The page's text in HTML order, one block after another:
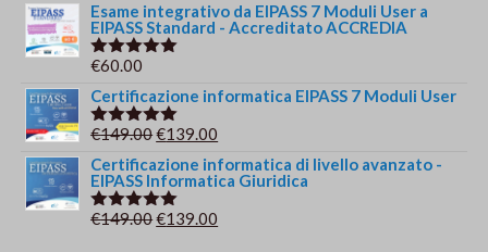
Esame integrativo da EIPASS 7 Moduli User a
EIPASS Standard - Accreditato ACCREDIA
Valutato
€60.00
Certificazione informatica EIPASS 7 Moduli User
Valutato
€149.00Il
prezzo
originale
era:
€139.00
prezzo
attuale
Certificazione informatica di livello avanzato -
EIPASS Informatica Giuridica
Valutato
€149.00Il
€139.00